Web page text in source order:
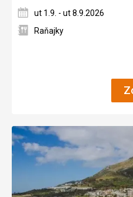
ut 1.9. - ut 8.9.2026
Raňajky